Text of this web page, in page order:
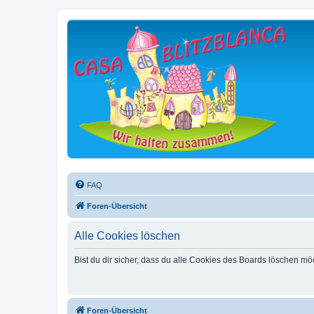
FAQ
Foren-Übersicht
Alle Cookies löschen
Bist du dir sicher, dass du alle Cookies des Boards löschen
Foren-Übersicht